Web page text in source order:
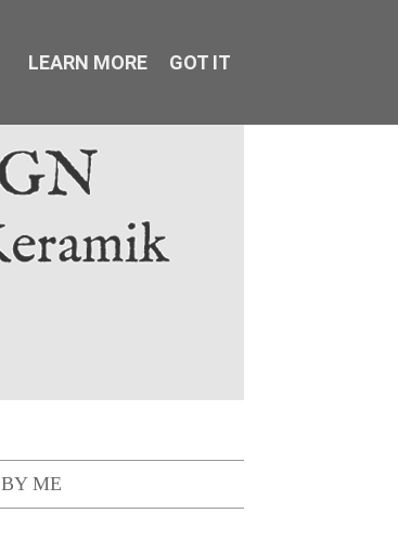
BY ME
LEARN MORE GOT IT